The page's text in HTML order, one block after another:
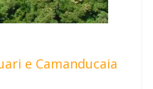
e Camanducaia